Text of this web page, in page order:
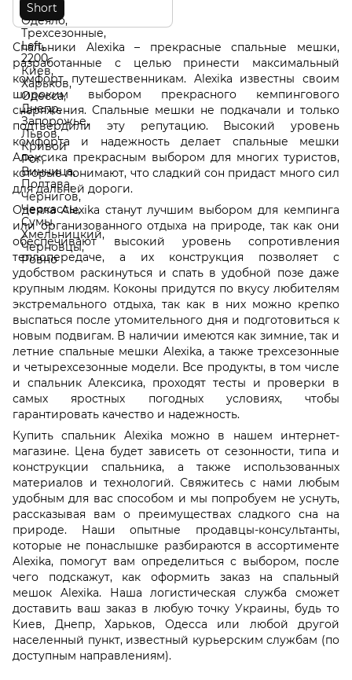
Short
Спальники Alexika – прекрасные спальные мешки,
разработанные с целью принести максимальный
комфорт путешественникам. Alexika известны своим
широким выбором прекрасного кемпингового
снаряжения. Спальные мешки не подкачали и только
подтвердили эту репутацию. Высокий уровень
комфорта и надежность делает спальные мешки
Алексика прекрасным выбором для многих туристов,
которые понимают, что сладкий сон придаст много сил
для дальней дороги.
Одеяла Alexika станут лучшим выбором для кемпинга
или организованного отдыха на природе, так как они
обеспечивают высокий уровень сопротивления
теплопередаче, а их конструкция позволяет с
удобством раскинуться и спать в удобной позе даже
крупным людям. Коконы придутся по вкусу любителям
экстремального отдыха, так как в них можно крепко
выспаться после утомительного дня и подготовиться к
новым подвигам. В наличии имеются как зимние, так и
летние спальные мешки Alexika, а также трехсезонные
и четырехсезонные модели. Все продукты, в том числе
и спальник Алексика, проходят тесты и проверки в
самых яростных погодных условиях, чтобы
гарантировать качество и надежность.
Купить спальник Alexika можно в нашем интернет-
магазине. Цена будет зависеть от сезонности, типа и
конструкции спальника, а также использованных
материалов и технологий. Свяжитесь с нами любым
удобным для вас способом и мы попробуем не уснуть,
рассказывая вам о преимуществах сладкого сна на
природе. Наши опытные продавцы-консультанты,
которые не понаслышке разбираются в ассортименте
Alexika, помогут вам определиться с выбором, после
чего подскажут, как оформить заказ на спальный
мешок Alexika. Наша логистическая служба сможет
доставить ваш заказ в любую точку Украины, будь то
Киев, Днепр, Харьков, Одесса или любой другой
населенный пункт, известный курьерским службам (по
доступным направлениям).